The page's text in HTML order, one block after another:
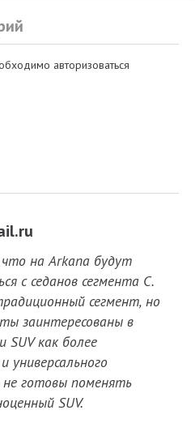
авторизоваться
на Arkana будут
с седанов сегмента С.
сегмент, но
заинтересованы в
SUV как более
универсального
готовы поменять
SUV.